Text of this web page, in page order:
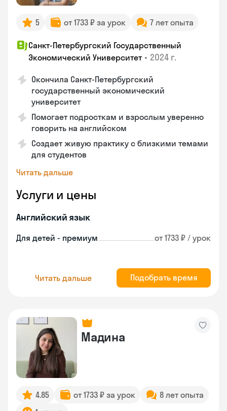
5 от 1733 ₽ за урок 7 лет опыта
Санкт-Петербургский Государственный
Экономический Университет • 2024 г.
Окончила Санкт-Петербургский
государственный экономический
университет
Помогает подросткам и взрослым уверенно
говорить на английском
Создает живую практику с близкими темами
для студентов
Читать дальше
Услуги и цены
Английский язык
Для детей - премиум от 1733 ₽ / урок
Читать дальше Подобрать время
Мадина
4.85 от 1733 ₽ за урок
8 лет опыта